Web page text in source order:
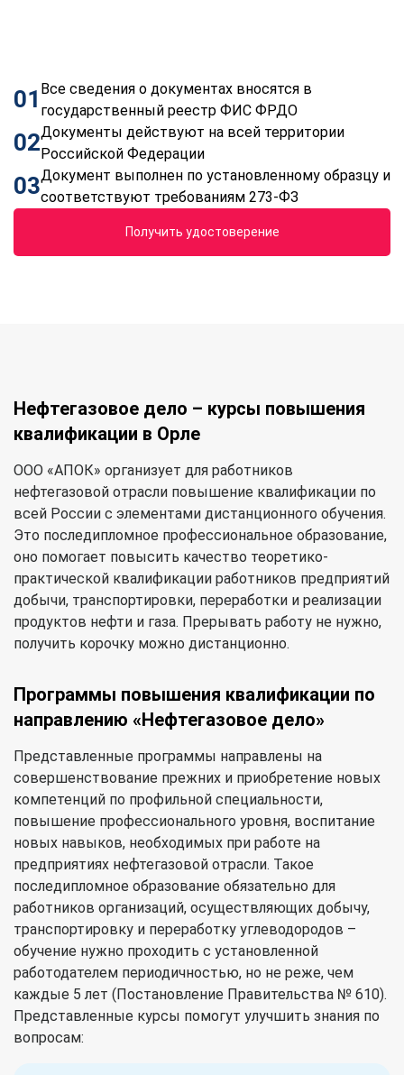
01 Все сведения о документах вносятся в
государственный реестр ФИС ФРДО
02Документы действуют на всей территории
Российской Федерации
03Документ выполнен по установленному образцу и
соответствуют требованиям 273-ФЗ
Получить удостоверение
Нефтегазовое дело – курсы повышения
квалификации в Орле
ООО «АПОК» организует для работников
нефтегазовой отрасли повышение квалификации по
всей России с элементами дистанционного обучения.
Это последипломное профессиональное образование,
оно помогает повысить качество теоретико-
практической квалификации работников предприятий
добычи, транспортировки, переработки и реализации
продуктов нефти и газа. Прерывать работу не нужно,
получить корочку можно дистанционно.
Программы повышения квалификации по
направлению «Нефтегазовое дело»
Представленные программы направлены на
совершенствование прежних и приобретение новых
компетенций по профильной специальности,
повышение профессионального уровня, воспитание
новых навыков, необходимых при работе на
предприятиях нефтегазовой отрасли. Такое
последипломное образование обязательно для
работников организаций, осуществляющих добычу,
транспортировку и переработку углеводородов –
обучение нужно проходить с установленной
работодателем периодичностью, но не реже, чем
каждые 5 лет (Постановление Правительства № 610).
Представленные курсы помогут улучшить знания по
вопросам: